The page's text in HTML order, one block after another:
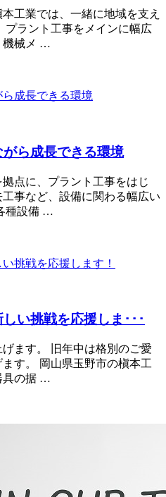
工業では、一緒に地域を支え
プラント工事をメインに幅広
機械メ …
ら成長できる環境
点に、プラント工事をはじ
事など、設備に関わる幅広い
種設備 …
い挑戦を応援しま･･･
ます。 旧年中は格別のご愛
す。 岡山県玉野市の槇本工
具の据 …